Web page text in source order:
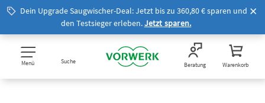
Dein Upgrade Saugwischer-Deal: Jetzt bis zu 360,80 € sparen und
den Testsieger erleben.Jetzt sparen.
Menü Suche Beratung Warenkorb